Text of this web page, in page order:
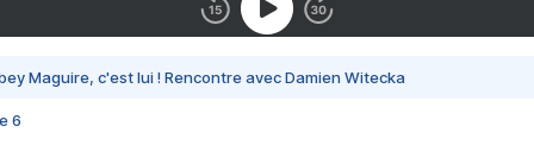
Maguire, c'est lui ! Rencontre avec Damien Witecka
6